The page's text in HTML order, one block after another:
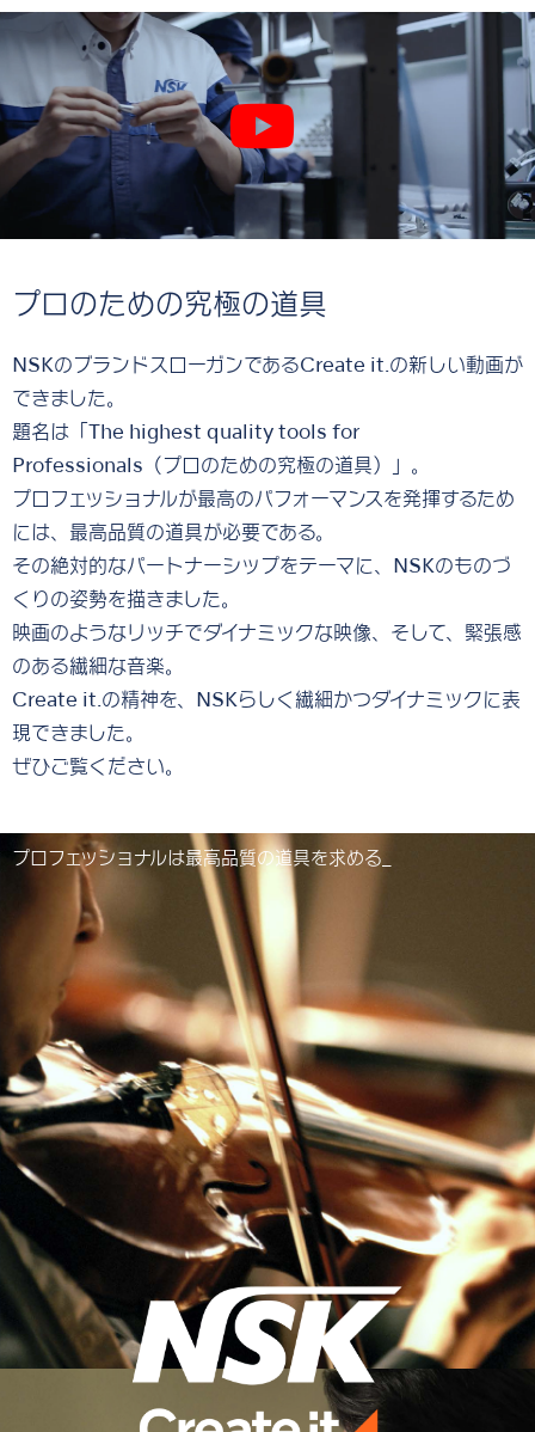
プロのための究極の道具
NSKのブランドスローガンであるCreate it.の新しい動画が
できました。
題名は「The highest quality tools for
Professionals（プロのための究極の道具）」。
プロフェッショナルが最高のパフォーマンスを発揮するため
には、最高品質の道具が必要である。
その絶対的なパートナーシップをテーマに、NSKのものづ
くりの姿勢を描きました。
映画のようなリッチでダイナミックな映像、そして、緊張感
のある繊細な音楽。
Create it.の精神を、NSKらしく繊細かつダイナミックに表
現できました。
ぜひご覧ください。
プロフェッショナルは最高品質の道具を求める_